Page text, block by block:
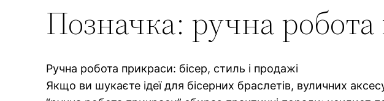
Позначка: ручна
Ручна робота прикраси: бісер, стиль і продажі
Якщо ви шукаєте ідеї для бісерних браслетів, вуличних